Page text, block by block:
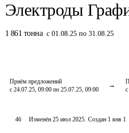
Электроды
1 861 тонна с 01.08.25 по 31.08.25
Приём предложений
с 24.07.25, 09:00 по 25.07.25, 09:00
46 Изменён25 июл 2025. Создан 1 янв 1